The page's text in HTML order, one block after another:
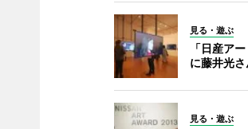
見る・遊ぶ
「日産ア
に藤井光
見る・遊ぶ